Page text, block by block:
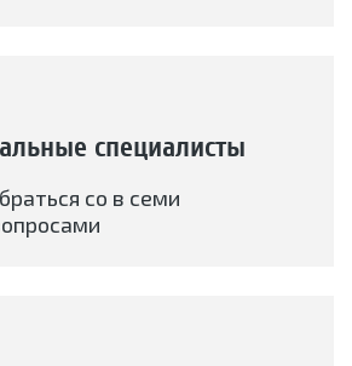
специалисты
со в семи